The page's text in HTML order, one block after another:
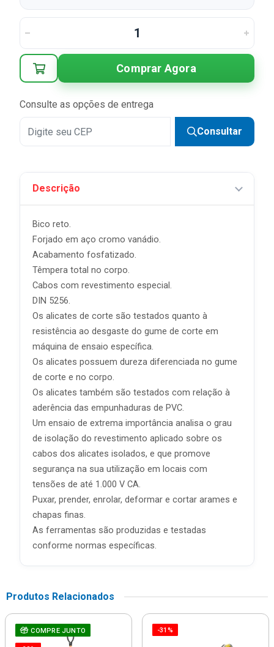
Comprar Agora
Consulte as opções de entrega
Consultar
Descrição
Bico reto.
Forjado em aço cromo vanádio.
Acabamento fosfatizado.
Têmpera total no corpo.
Cabos com revestimento especial.
DIN 5256.
Os alicates de corte são testados quanto à
resistência ao desgaste do gume de corte em
máquina de ensaio específica.
Os alicates possuem dureza diferenciada no gume
de corte e no corpo.
Os alicates também são testados com relação à
aderência das empunhaduras de PVC.
Um ensaio de extrema importância analisa o grau
de isolação do revestimento aplicado sobre os
cabos dos alicates isolados, e que promove
segurança na sua utilização em locais com
tensões de até 1.000 V CA.
Puxar, prender, enrolar, deformar e cortar arames e
chapas finas.
As ferramentas são produzidas e testadas
conforme normas específicas.
Produtos Relacionados
COMPRE JUNTO -31%